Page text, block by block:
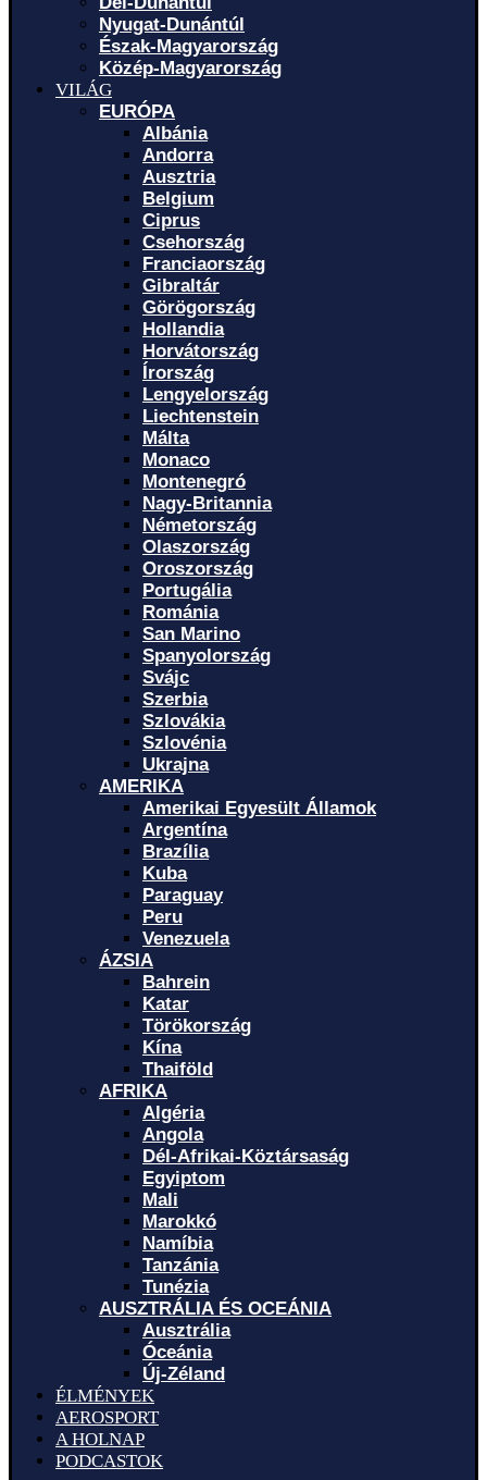
Nyugat-Dunántúl
Észak-Magyarország
Közép-Magyarország
VILÁG
EURÓPA
Albánia
Andorra
Ausztria
Belgium
Ciprus
Csehország
Franciaország
Gibraltár
Görögország
Hollandia
Horvátország
Írország
Lengyelország
Liechtenstein
Málta
Monaco
Montenegró
Nagy-Britannia
Németország
Olaszország
Oroszország
Portugália
Románia
San Marino
Spanyolország
Svájc
Szerbia
Szlovákia
Szlovénia
Ukrajna
AMERIKA
Amerikai Egyesült Államok
Argentína
Brazília
Kuba
Paraguay
Peru
Venezuela
ÁZSIA
Bahrein
Katar
Törökország
Kína
Thaiföld
AFRIKA
Algéria
Angola
Dél-Afrikai-Köztársaság
Egyiptom
Mali
Marokkó
Namíbia
Tanzánia
Tunézia
AUSZTRÁLIA ÉS OCEÁNIA
Ausztrália
Óceánia
Új-Zéland
ÉLMÉNYEK
AEROSPORT
A HOLNAP
PODCASTOK